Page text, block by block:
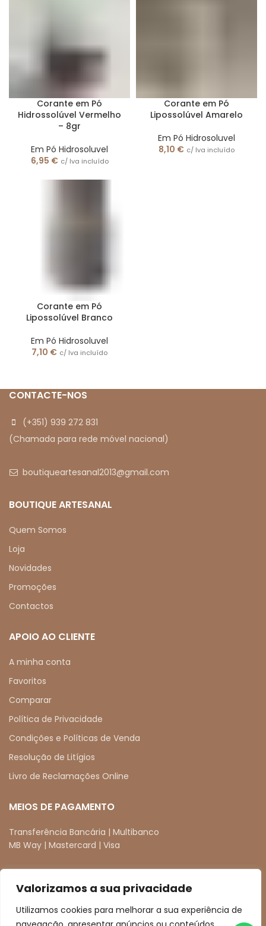
Valorizamos a sua privacidade
Utilizamos cookies para melhorar a sua experiência de
Corante em Pó
Hidrossolúvel Vermelho
– 8gr
Em Pó Hidrosoluvel
6,95 € c/ Iva incluído
Corante em Pó
Lipossolúvel Amarelo
Em Pó Hidrosoluvel
8,10 € c/ Iva incluído
Corante em Pó
Lipossolúvel Branco
Em Pó Hidrosoluvel
7,10 € c/ Iva incluído
CONTACTE-NOS
(+351) 939 272 831
(Chamada para rede móvel nacional)
boutiqueartesanal2013@gmail.com
BOUTIQUE ARTESANAL
Quem Somos
Loja
Novidades
Promoções
Contactos
APOIO AO CLIENTE
A minha conta
Favoritos
Comparar
Política de Privacidade
Condições e Políticas de Venda
Resolução de Litígios
Livro de Reclamações Online
MEIOS DE PAGAMENTO
Transferência Bancária | Multibanco
MB Way | Mastercard | Visa
REDES SOCIAIS
facebookinstagram